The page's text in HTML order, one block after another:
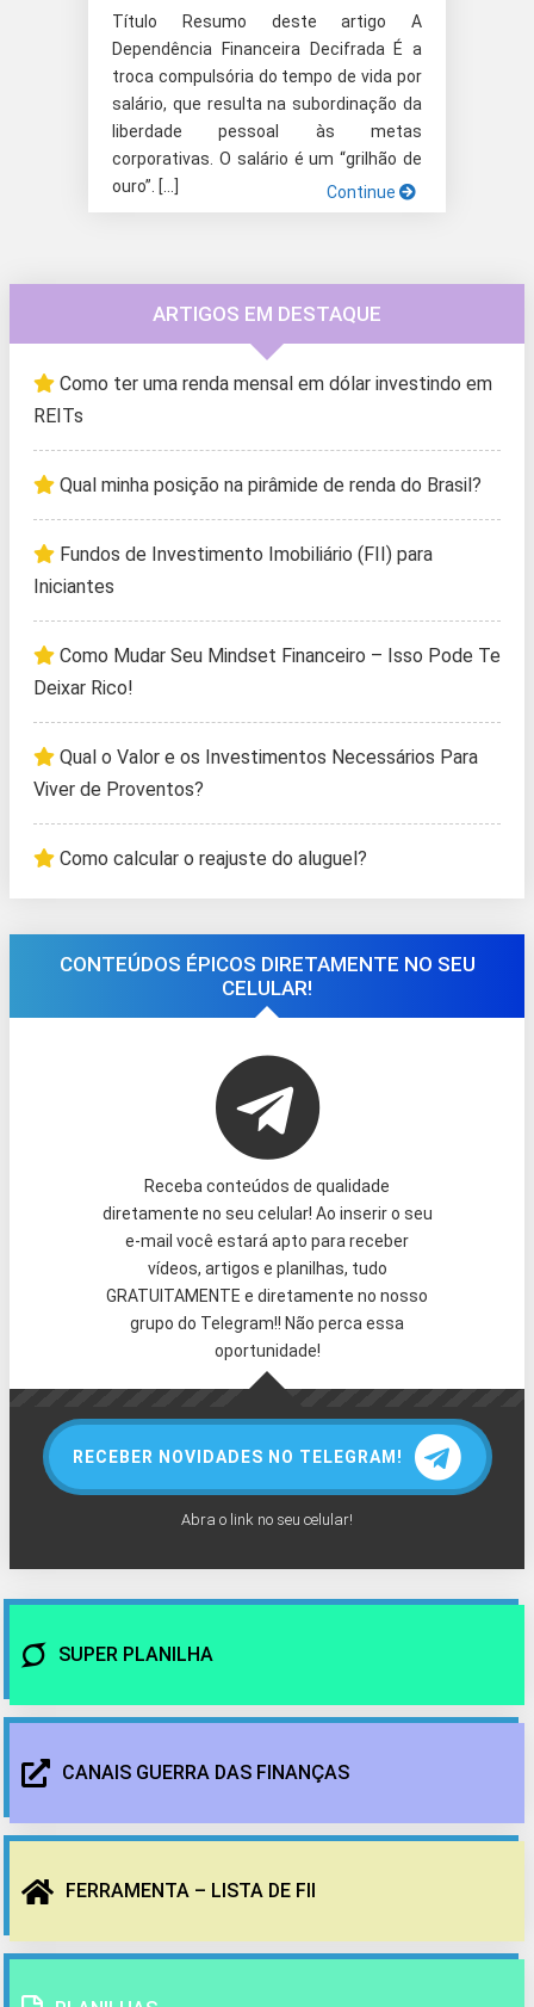
Título Resumo deste artigo A
Dependência Financeira Decifrada É a
troca compulsória do tempo de vida por
salário, que resulta na subordinação da
liberdade pessoal às metas
corporativas. O salário é um “grilhão de
ouro”. […]
Continue
ARTIGOS EM DESTAQUE
Como ter uma renda mensal em dólar investindo em
REITs
Qual minha posição na pirâmide de renda do Brasil?
Fundos de Investimento Imobiliário (FII) para
Iniciantes
Como Mudar Seu Mindset Financeiro – Isso Pode Te
Deixar Rico!
Qual o Valor e os Investimentos Necessários Para
Viver de Proventos?
Como calcular o reajuste do aluguel?
CONTEÚDOS ÉPICOS DIRETAMENTE NO SEU
CELULAR!
Receba conteúdos de qualidade
diretamente no seu celular! Ao inserir o seu
e-mail você estará apto para receber
vídeos, artigos e planilhas, tudo
GRATUITAMENTE e diretamente no nosso
grupo do Telegram!! Não perca essa
oportunidade!
RECEBER NOVIDADES NO TELEGRAM!
Abra o link no seu celular!
SUPER PLANILHA
CANAIS GUERRA DAS FINANÇAS
FERRAMENTA – LISTA DE FII